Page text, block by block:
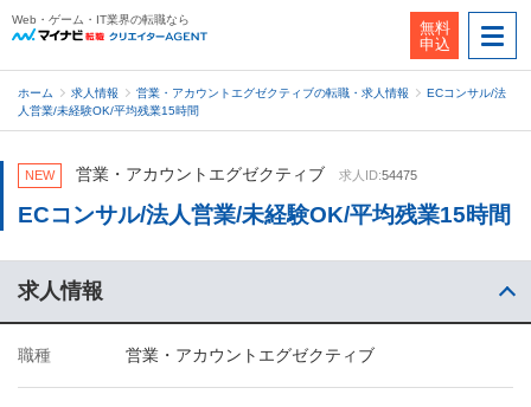
Web・ゲーム・IT業界の転職なら
無料
申込
ホーム 求人情報 営業・アカウントエグゼクティブの転職・求人情報
ECコンサル/法
人営業/未経験OK/平均残業15時間
NEW 営業・アカウントエグゼクティブ 求人ID:54475
ECコンサル/法人営業/未経験OK/平均残業15時間
求人情報
職種 営業・アカウントエグゼクティブ